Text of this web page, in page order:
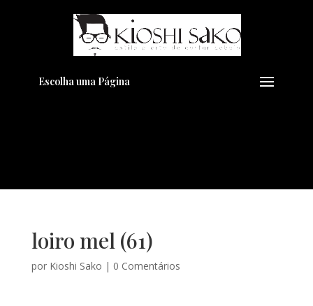
Escolha uma Página
loiro mel (61)
por Kioshi Sako | 0 Comentários
Pensando em transformar seu
Visual??